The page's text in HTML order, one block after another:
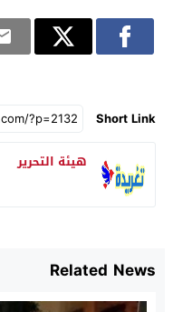
Short Link
هيئة التحرير
Related News